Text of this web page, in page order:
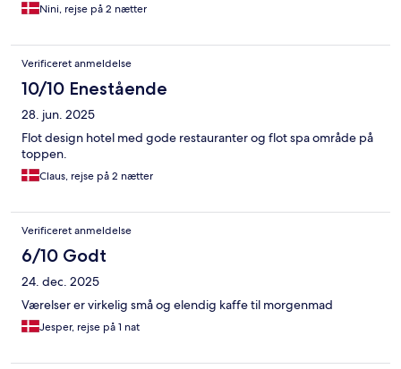
Nini, rejse på 2 nætter
Verificeret anmeldelse
10/10 Enestående
28. jun. 2025
Flot design hotel med gode restauranter og flot spa område på
toppen.
Claus, rejse på 2 nætter
Verificeret anmeldelse
6/10 Godt
24. dec. 2025
Værelser er virkelig små og elendig kaffe til morgenmad
Jesper, rejse på 1 nat